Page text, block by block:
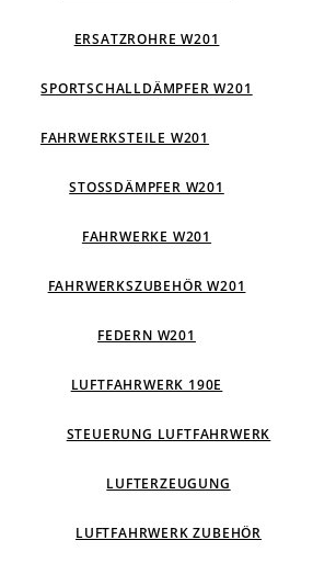
ERSATZROHRE W201
SPORTSCHALLDÄMPFER W201
FAHRWERKSTEILE W201
STOSSDÄMPFER W201
FAHRWERKE W201
FAHRWERKSZUBEHÖR W201
FEDERN W201
LUFTFAHRWERK 190E
STEUERUNG LUFTFAHRWERK
LUFTERZEUGUNG
LUFTFAHRWERK ZUBEHÖR